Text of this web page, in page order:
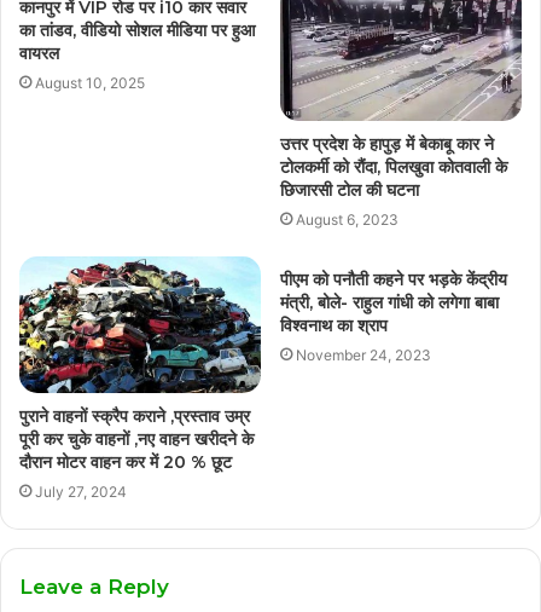
कानपुर में VIP रोड पर i10 कार सवार
का तांडव, वीडियो सोशल मीडिया पर हुआ
वायरल
August 10, 2025
उत्तर प्रदेश के हापुड़ में बेकाबू कार ने
टोलकर्मी को रौंदा, पिलखुवा कोतवाली के
छिजारसी टोल की घटना
August 6, 2023
पुराने वाहनों स्क्रैप कराने ,प्रस्ताव उम्र
पूरी कर चुके वाहनों ,नए वाहन खरीदने के
दौरान मोटर वाहन कर में 20 % छूट
July 27, 2024
पीएम को पनौती कहने पर भड़के केंद्रीय
मंत्री, बोले- राहुल गांधी को लगेगा बाबा
विश्वनाथ का श्राप
November 24, 2023
Leave a Reply